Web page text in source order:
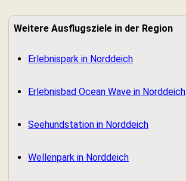
Weitere Ausflugsziele in der Region
Erlebnispark in Norddeich
Erlebnisbad Ocean Wave in Norddeich
Seehundstation in Norddeich
Wellenpark in Norddeich